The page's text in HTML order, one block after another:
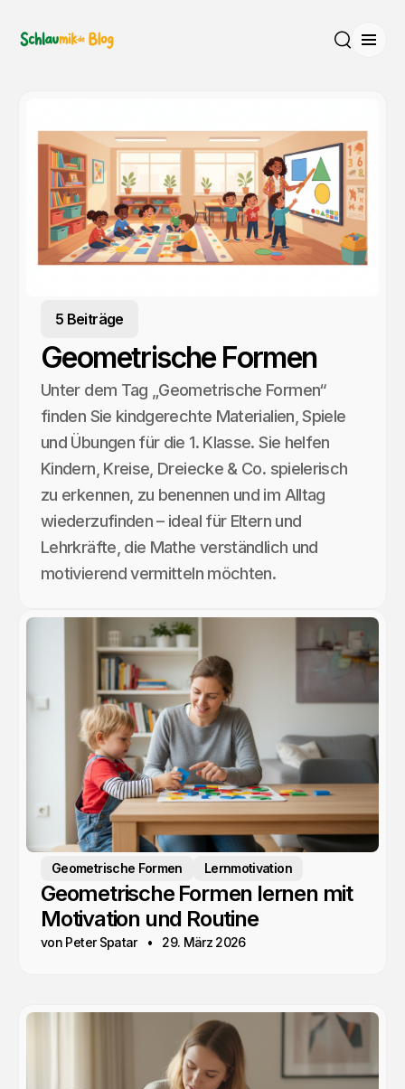
5 Beiträge
Geometrische Formen
Unter dem Tag „Geometrische Formen“
finden Sie kindgerechte Materialien, Spiele
und Übungen für die 1. Klasse. Sie helfen
Kindern, Kreise, Dreiecke & Co. spielerisch
zu erkennen, zu benennen und im Alltag
wiederzufinden – ideal für Eltern und
Lehrkräfte, die Mathe verständlich und
motivierend vermitteln möchten.
Geometrische Formen Lernmotivation
Geometrische Formen lernen mit
Motivation und Routine
von Peter Spatar 29. März 2026